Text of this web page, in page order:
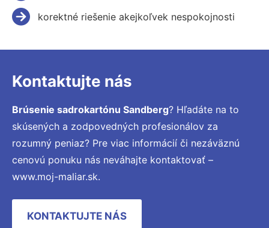
korektné riešenie akejkoľvek nespokojnosti
Kontaktujte nás
Brúsenie sadrokartónu Sandberg? Hľadáte na to
skúsených a zodpovedných profesionálov za
rozumný peniaz? Pre viac informácií či nezáväznú
cenovú ponuku nás neváhajte kontaktovať –
www.moj-maliar.sk.
KONTAKTUJTE NÁS